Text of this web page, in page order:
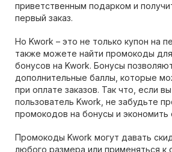
приветственным подарком и
первый заказ.
Но Kwork – это не только купон на
также можете найти промокоды
бонусов на Kwork. Бонусы
дополнительные баллы, которые
при оплате заказов. Так что, если
пользователь Kwork, не забудьте
промокодов на бонусы и
Промокоды Kwork могут давать
любого размера или применяться к